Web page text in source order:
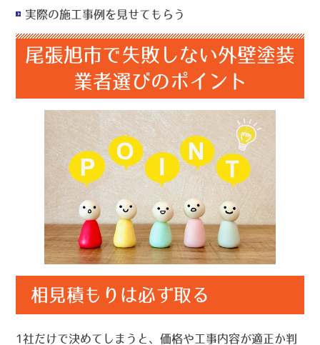
実際の施工事例を見せてもらう
尾張旭市で失敗しない外壁塗装
業者選びのポイント
相見積もりは必ず取る
1社だけで決めてしまうと、価格や工事内容が適正か判